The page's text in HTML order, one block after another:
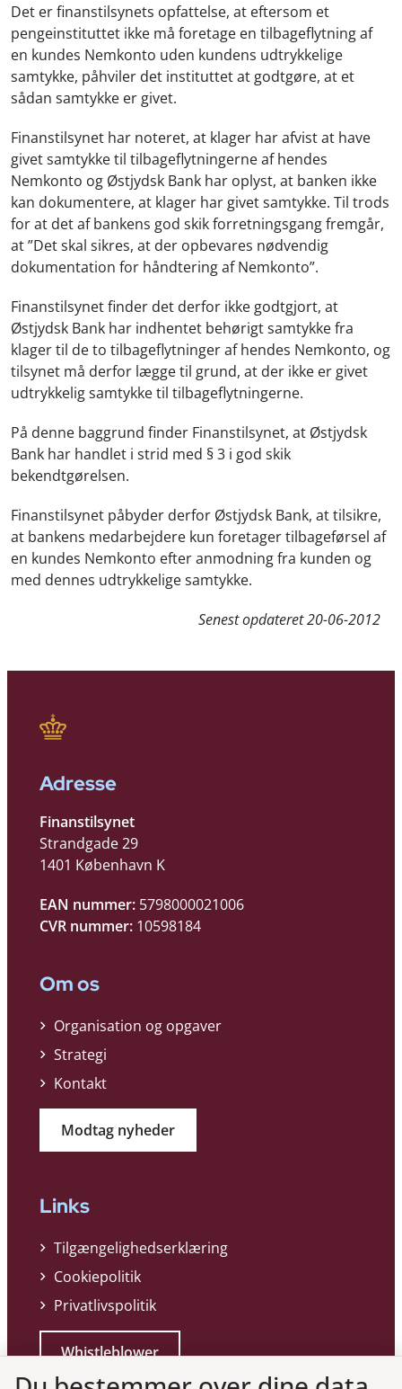
Det er finanstilsynets opfattelse, at eftersom et
pengeinstituttet ikke må foretage en tilbageflytning af
en kundes Nemkonto uden kundens udtrykkelige
samtykke, påhviler det instituttet at godtgøre, at et
sådan samtykke er givet.
Finanstilsynet har noteret, at klager har afvist at have
givet samtykke til tilbageflytningerne af hendes
Nemkonto og Østjydsk Bank har oplyst, at banken ikke
kan dokumentere, at klager har givet samtykke. Til trods
for at det af bankens god skik forretningsgang fremgår,
at ”Det skal sikres, at der opbevares nødvendig
dokumentation for håndtering af Nemkonto”.
Finanstilsynet finder det derfor ikke godtgjort, at
Østjydsk Bank har indhentet behørigt samtykke fra
klager til de to tilbageflytninger af hendes Nemkonto, og
tilsynet må derfor lægge til grund, at der ikke er givet
udtrykkelig samtykke til tilbageflytningerne.
På denne baggrund finder Finanstilsynet, at Østjydsk
Bank har handlet i strid med § 3 i god skik
bekendtgørelsen.
Finanstilsynet påbyder derfor Østjydsk Bank, at tilsikre,
at bankens medarbejdere kun foretager tilbageførsel af
en kundes Nemkonto efter anmodning fra kunden og
med dennes udtrykkelige samtykke.
Senest opdateret20-06-2012
Adresse
Finanstilsynet
Strandgade 29
1401 København K
EAN nummer: 5798000021006
CVR nummer: 10598184
Om os
Organisation og opgaver
Strategi
Kontakt
Modtag nyheder
Links
Tilgængelighedserklæring
Cookiepolitik
Privatlivspolitik
Whistleblower